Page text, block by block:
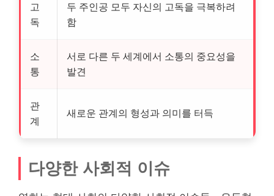
고
독
두 주인공 모두 자신의 고독을 극복하려
함
소
통
서로 다른 두 세계에서 소통의 중요성을
발견
관
계
새로운 관계의 형성과 의미를 터득
다양한 사회적 이슈